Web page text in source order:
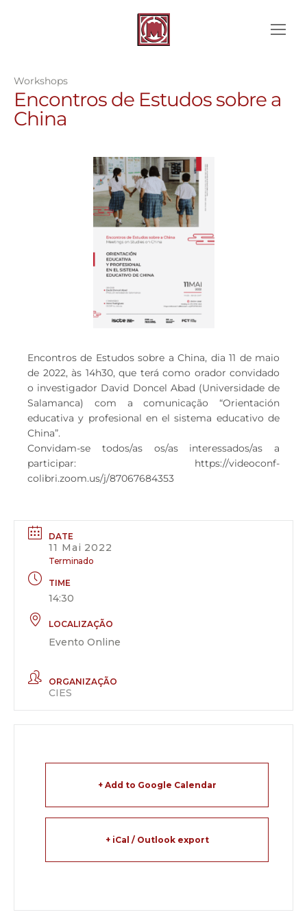
Workshops
Encontros de Estudos sobre a
China
Encontros de Estudos sobre a China, dia 11 de maio
de 2022, às 14h30, que terá como orador convidado
o investigador David Doncel Abad (Universidade de
Salamanca) com a comunicação “Orientación
educativa y profesional en el sistema educativo de
China”.
Convidam-se todos/as os/as interessados/as a
participar: https://videoconf-
colibri.zoom.us/j/87067684353
DATE
11 Mai 2022
Terminado
TIME
14:30
LOCALIZAÇÃO
Evento Online
ORGANIZAÇÃO
CIES
+ Add to Google Calendar
+ iCal / Outlook export